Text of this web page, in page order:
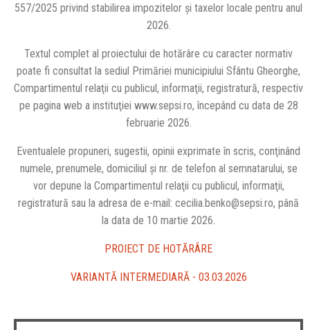
557/2025 privind stabilirea impozitelor şi taxelor locale pentru anul
2026.
Textul complet al proiectului de hotărâre cu caracter normativ
poate fi consultat la sediul Primăriei municipiului Sfântu Gheorghe,
Compartimentul relaţii cu publicul, informaţii, registratură, respectiv
pe pagina web a instituţiei www.sepsi.ro, începând cu data de 28
februarie 2026.
Eventualele propuneri, sugestii, opinii exprimate în scris, conţinând
numele, prenumele, domiciliul şi nr. de telefon al semnatarului, se
vor depune la Compartimentul relaţii cu publicul, informaţii,
registratură sau la adresa de e-mail: cecilia.benko@sepsi.ro, până
la data de 10 martie 2026.
PROIECT DE HOTĂRÂRE
VARIANTĂ INTERMEDIARĂ - 03.03.2026